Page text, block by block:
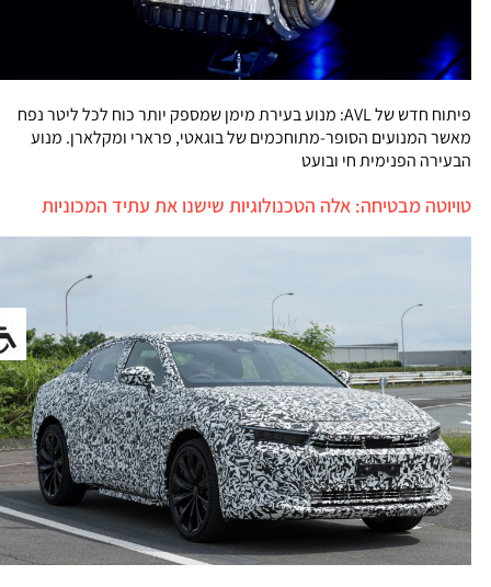
פיתוח חדש של AVL: מנוע בעירת מימן שמספק יותר כוח לכל ליטר נפח
מאשר המנועים הסופר-מתוחכמים של בוגאטי, פרארי ומקלארן. מנוע
הבעירה הפנימית חי ובועט
טויוטה מבטיחה: אלה הטכנולוגיות שישנו את עתיד המכוניות